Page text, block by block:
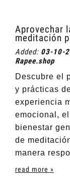
Aprovechar
meditación
Added: 03-10-
Rapee.shop
Descubre el
y prácticas
experiencia
emocional,
bienestar
de
manera
read more »